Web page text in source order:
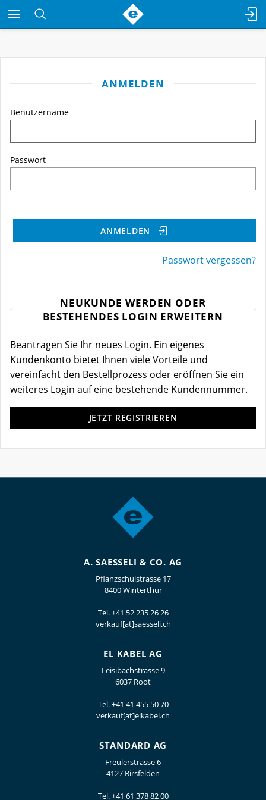
ANMELDEN
Benutzername
Passwort
ANMELDEN
Passwort vergessen?
NEUKUNDE WERDEN ODER
BESTEHENDES LOGIN ERWEITERN
Beantragen Sie Ihr neues Login. Ein eigenes
Kundenkonto bietet Ihnen viele Vorteile und
vereinfacht den Bestellprozess oder eröffnen Sie ein
weiteres Login auf eine bestehende Kundennummer.
JETZT REGISTRIEREN
A. SAESSELI & CO. AG
Pflanzschulstrasse 17
8400 Winterthur
Tel.+41 52 235 26 26
verkauf[at]saesseli.ch
EL KABEL AG
Leisibachstrasse 9
6037 Root
Tel.+41 41 455 50 70
verkauf[at]elkabel.ch
STANDARD AG
Freulerstrasse 6
4127 Birsfelden
Tel.+41 61 378 82 00